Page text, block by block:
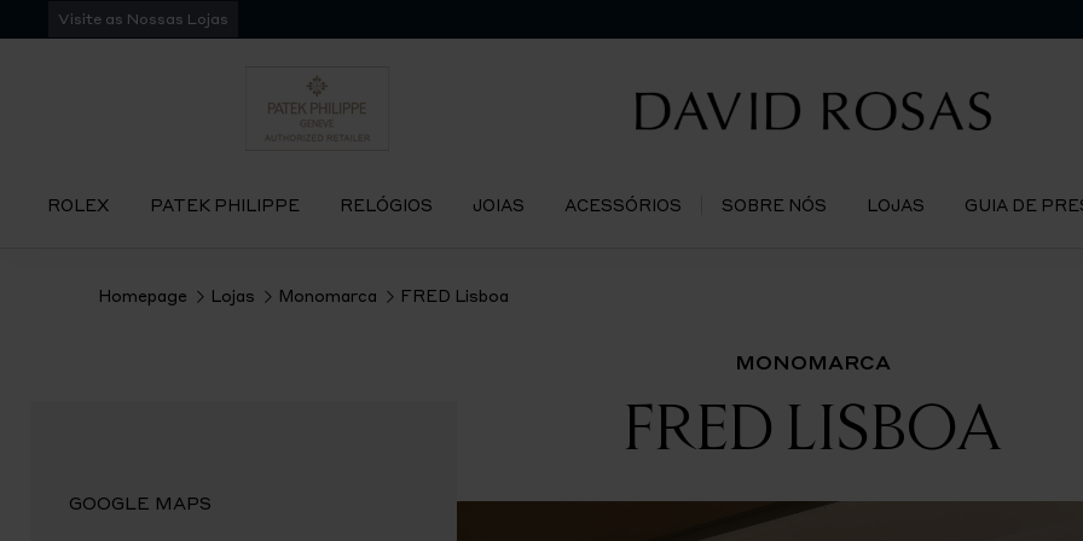
para
Visite as Nossas Lojas
ROLEX PATEK PHILIPPE RELÓGIOS JOIAS ACESSÓRIOS SOBRE NÓS LOJAS GUIA DE
Homepage Lojas Monomarca FRED Lisboa
MONOMARCA
FRED LISBOA
GOOGLE MAPS